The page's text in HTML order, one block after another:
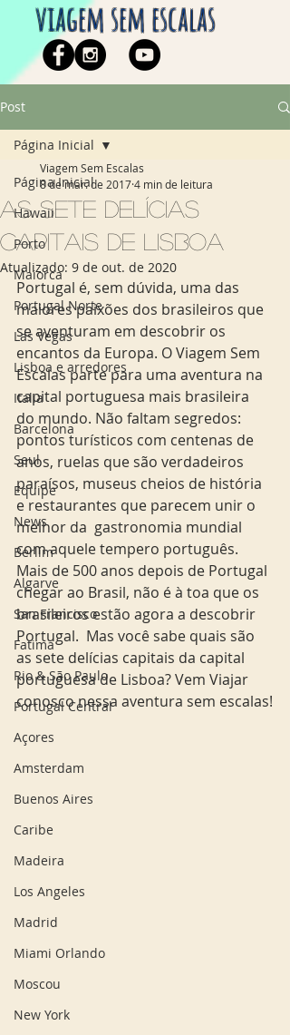
viagem sem escalas
Post
Página Inicial
Hawaii
Porto
Maiorca
Portugal Norte
Las Vegas
Lisboa e arredores
Italia
Barcelona
Seul
Equipe
News
Berlim
Algarve
San Francisco
Fatima
Rio & São Paulo
Portugal Central
Açores
Amsterdam
Buenos Aires
Caribe
Madeira
Los Angeles
Madrid
Miami Orlando
Moscou
New York
Página Inicial
As sete delícias
capitais de Lisboa
Viagem Sem Escalas
8 de mar. de 20174 min de leitura
Atualizado: 9 de out. de 2020
Portugal é, sem dúvida, uma das
maiores paixões dos brasileiros que
se aventuram em descobrir os
encantos da Europa. O Viagem Sem
Escalas parte para uma aventura na
capital portuguesa mais brasileira
do mundo. Não faltam segredos:
pontos turísticos com centenas de
anos, ruelas que são verdadeiros
paraísos, museus cheios de história
e restaurantes que parecem unir o
melhor da  gastronomia mundial
com aquele tempero português.
Mais de 500 anos depois de Portugal
chegar ao Brasil, não é à toa que os
brasileiros estão agora a descobrir
Portugal.  Mas você sabe quais são
as sete delícias capitais da capital
portuguesa de Lisboa? Vem Viajar
conosco nessa aventura sem escalas!